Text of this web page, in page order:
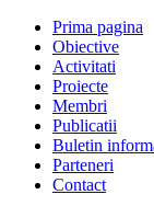
Prima pagina
Obiective
Activitati
Proiecte
Membri
Publicatii
Buletin
Parteneri
Contact